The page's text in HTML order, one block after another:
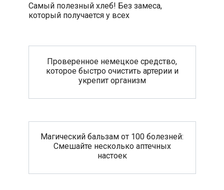
Самый полезный хлеб! Без замеса,
который получается у всех
Проверенное немецкое средство,
которое быстро очистить артерии и
укрепит организм
Магический бальзам от 100 болезней:
Смешайте несколько аптечных
настоек